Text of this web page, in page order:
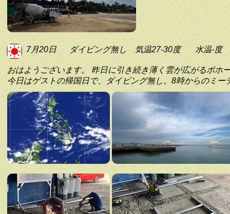
7月20日 ダイビング無し 気温27-30度 水温-度
おはようございます。 昨日に引き続き薄く雲が広がるボホ
今日はゲストの帰国日で、ダイビング無し。8時からのミー